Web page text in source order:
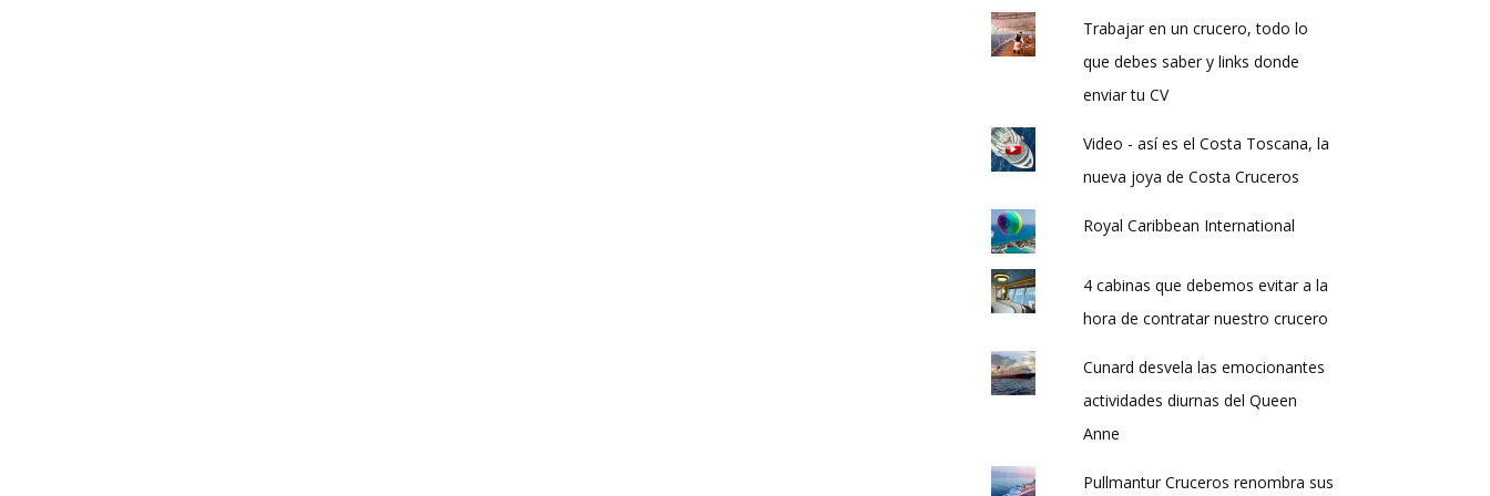
Trabajar en un crucero, todo lo
que debes saber y links donde
enviar tu CV
Video - así es el Costa Toscana, la
nueva joya de Costa Cruceros
Royal Caribbean International
4 cabinas que debemos evitar a la
hora de contratar nuestro crucero
Cunard desvela las emocionantes
actividades diurnas del Queen
Anne
Pullmantur Cruceros renombra sus